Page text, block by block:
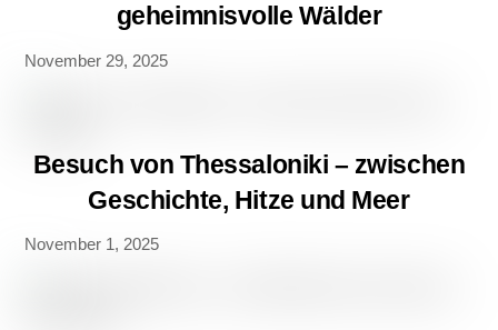
geheimnisvolle Wälder
November 29, 2025
Besuch von Thessaloniki – zwischen
Geschichte, Hitze und Meer
November 1, 2025